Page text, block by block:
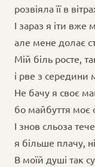
розвіяла її в
І зараз я іти вже
але мене долає
Мій біль росте,
і рве з середини
Не бачу я своє
бо майбуття моє
І знов сльоза
я більше плачу,
В моїй душі так